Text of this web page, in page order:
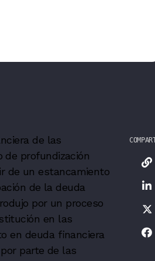
de las
de profundización
de un estancamiento
de la deuda
por un proceso
en las
en deuda financiera
parte de las